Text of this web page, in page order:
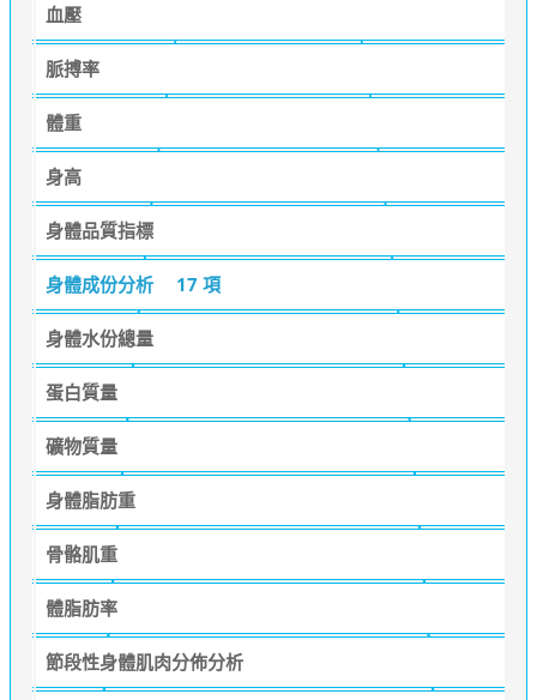
血壓
脈搏率
體重
身高
身體品質指標
身體成份分析 17 項
身體水份總量
蛋白質量
礦物質量
身體脂肪重
骨骼肌重
體脂肪率
節段性身體肌肉分佈分析